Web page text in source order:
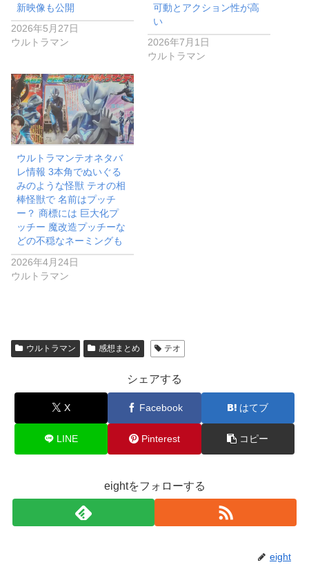
新映像も公開
2026年5月27日
ウルトラマン
可動とアクション性が高
い
2026年7月1日
ウルトラマン
ウルトラマンテオネタバ
レ情報 3本角でぬいぐる
みのような怪獣 テオの相
棒怪獣で 名前はプッチ
ー？ 商標には 巨大化プ
ッチー 魔改造プッチーな
どの不穏なネーミングも
2026年4月24日
ウルトラマン
ウルトラマン 感想まとめ テオ
シェアする
X Facebook はてブ
LINE Pinterest コピー
eightをフォローする
eight